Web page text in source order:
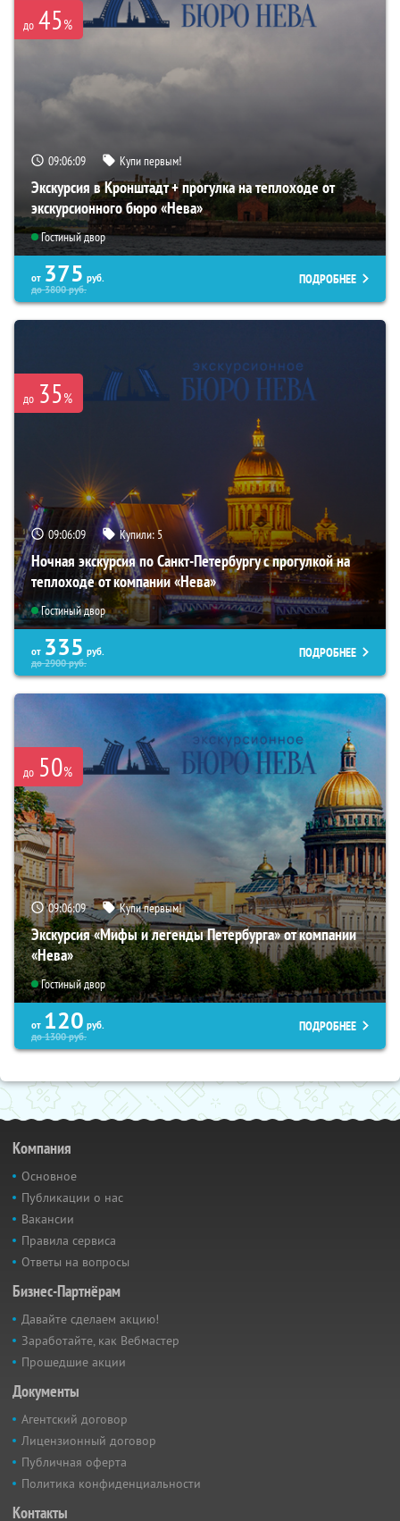
до 45%
09:06:08 Купи первым!
Экскурсия в Кронштадт + прогулка на теплоходе от
экскурсионного бюро «Нева»
Гостиный двор
от 375 руб.
до3800руб.
ПОДРОБНЕЕ
до 35%
09:06:08 Купили:5
Ночная экскурсия по Санкт-Петербургу с прогулкой на
теплоходе от компании «Нева»
Гостиный двор
от 335 руб.
до2900руб.
ПОДРОБНЕЕ
до 50%
09:06:08 Купи первым!
Экскурсия «Мифы и легенды Петербурга» от компании
«Нева»
Гостиный двор
от 120 руб.
до1300руб.
ПОДРОБНЕЕ
Компания
Основное
Публикации о нас
Вакансии
Правила сервиса
Ответы на вопросы
Бизнес-Партнёрам
Давайте сделаем акцию!
Заработайте, как Вебмастер
Прошедшие акции
Документы
Агентский договор
Лицензионный договор
Публичная оферта
Политика конфиденциальности
Контакты